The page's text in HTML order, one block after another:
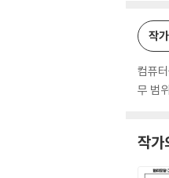
작
컴퓨
무 범
작가